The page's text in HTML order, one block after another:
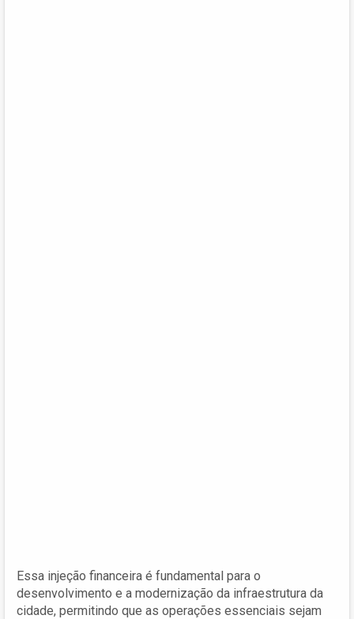
Essa injeção financeira é fundamental para o
desenvolvimento e a modernização da infraestrutura da
cidade, permitindo que as operações essenciais sejam